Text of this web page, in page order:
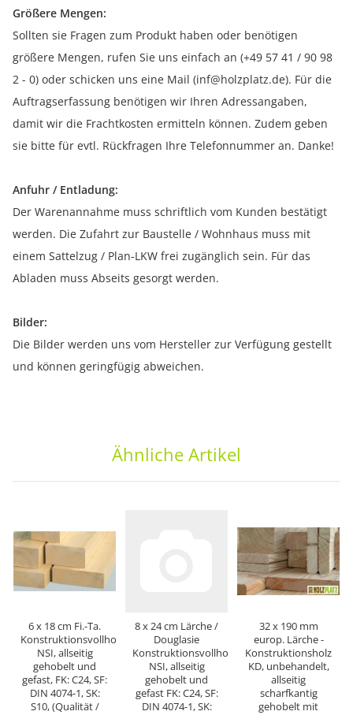
Größere Mengen:
Sollten sie Fragen zum Produkt haben oder benötigen
größere Mengen, rufen Sie uns einfach an (+49 57 41 / 90 98
2 - 0) oder schicken uns eine Mail (inf@holzplatz.de). Für die
Auftragserfassung benötigen wir Ihren Adressangaben,
damit wir die Frachtkosten ermitteln können. Zudem geben
sie bitte für evtl. Rückfragen Ihre Telefonnummer an. Danke!
Anfuhr / Entladung:
Der Warenannahme muss schriftlich vom Kunden bestätigt
werden. Die Zufahrt zur Baustelle / Wohnhaus muss mit
einem Sattelzug / Plan-LKW frei zugänglich sein. Für das
Abladen muss Abseits gesorgt werden.
Bilder:
Die Bilder werden uns vom Hersteller zur Verfügung gestellt
und können geringfügig abweichen.
Ähnliche Artikel
6 x 18 cm Fi.-Ta.
Konstruktionsvollholz
NSI, allseitig
gehobelt und
gefast, FK: C24, SF:
DIN 4074-1, SK:
S10, (Qualität /
8 x 24 cm Lärche /
Douglasie
Konstruktionsvollholz
NSI, allseitig
gehobelt und
gefast FK: C24, SF:
DIN 4074-1, SK:
32 x 190 mm
europ. Lärche -
Konstruktionsholz
KD, unbehandelt,
allseitig
scharfkantig
gehobelt mit